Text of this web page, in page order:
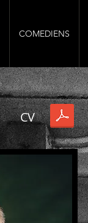
COMEDIENS
CV